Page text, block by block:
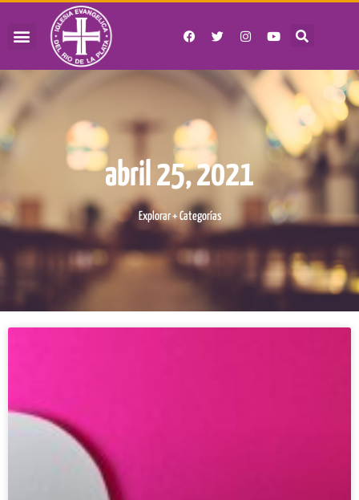
abril 25, 2021
Explorar + Categorías